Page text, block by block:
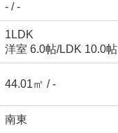
- / -
1LDK
洋室 6.0帖/LDK 10.0帖
44.01㎡ / -
南東